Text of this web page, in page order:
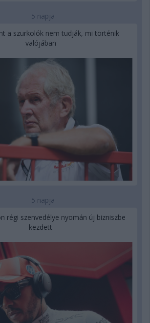
5 napja
a szurkolók nem tudják, mi történik
valójában
5 napja
régi szenvedélye nyomán új bizniszbe
kezdett